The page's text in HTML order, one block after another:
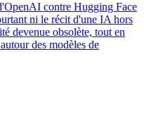
contre Hugging Face
ni le récit d'une IA hors
devenue obsolète, tout en
des modèles de